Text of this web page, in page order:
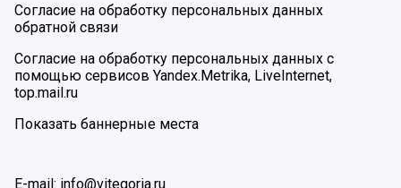
Согласие на обработку персональных данных
обратной связи
Согласие на обработку персональных данных с
помощью сервисов Yandex.Metrika, LiveInternet,
top.mail.ru
Показать баннерные места
E-mail: info@vitegoria.ru